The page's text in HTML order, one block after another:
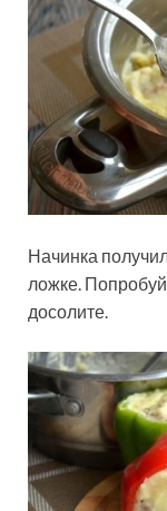
Начинка
ложке.
досолите.